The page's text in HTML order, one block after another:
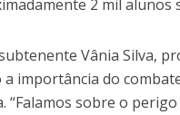
2 mil
Vânia Silva,
importância do
“Falamos sobre o